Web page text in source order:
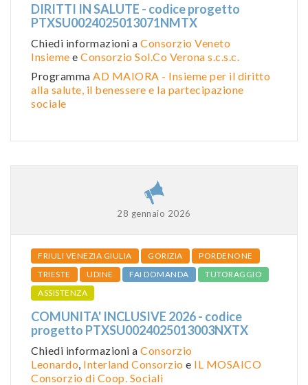
DIRITTI IN SALUTE - codice progetto
PTXSU0024025013071NMTX
Chiedi informazioni a Consorzio Veneto
Insieme e Consorzio Sol.Co Verona s.c.s.c.
Programma AD MAIORA - Insieme per il diritto
alla salute, il benessere e la partecipazione
sociale
28 gennaio 2026
FRIULI VENEZIA GIULIA GORIZIA
PORDENONE
TRIESTE
UDINE FAI DOMANDA
TUTORAGGIO
ASSISTENZA
COMUNITA' INCLUSIVE 2026 - codice
progetto PTXSU0024025013003NXTX
Chiedi informazioni a Consorzio
Leonardo, Interland Consorzio e IL MOSAICO
Consorzio di Coop. Sociali